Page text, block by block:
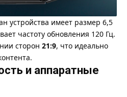
устройства имеет размер 6,5
частоту обновления 120 Гц.
сторон 21:9, что идеально
и аппаратные